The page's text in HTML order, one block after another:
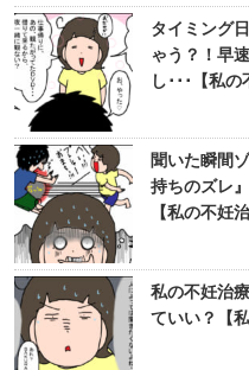
タイミング
ゃう？！早
し･･･【私
聞いた瞬間
持ちのズレ
【私の不妊
私の不妊治
ていい？【